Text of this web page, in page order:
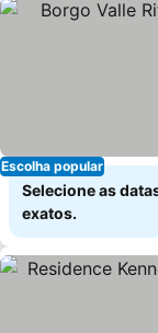
Escolha popular
Selecione as
exatos.